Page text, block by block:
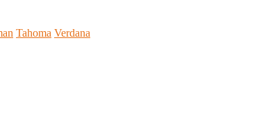
Tahoma Verdana